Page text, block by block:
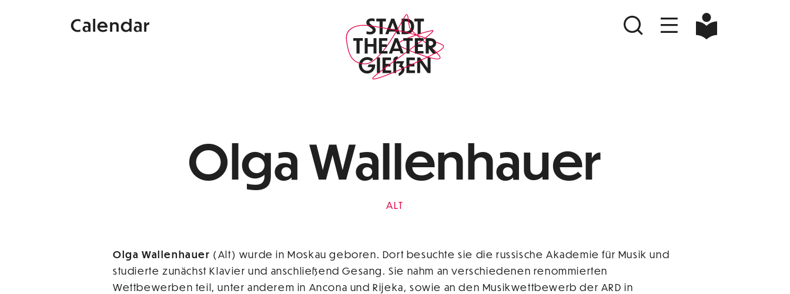
Calendar
Olga Wallenhauer
ALT
Olga Wallenhauer (Alt) wurde in Moskau geboren. Dort besuchte sie die russische Akademie für Musik und
studierte zunächst Klavier und anschließend Gesang. Sie nahm an verschiedenen renommierten
Wettbewerben teil, unter anderem in Ancona und Rijeka, sowie an den Musikwettbewerb der ARD in